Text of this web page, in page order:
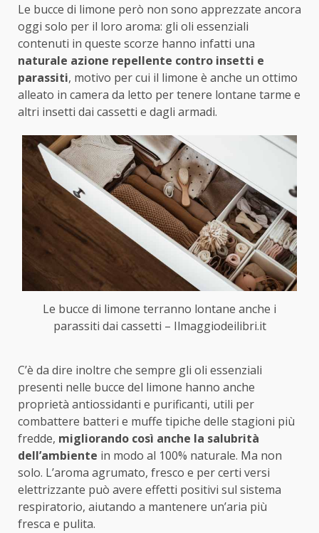
Le bucce di limone però non sono apprezzate ancora
oggi solo per il loro aroma: gli oli essenziali
contenuti in queste scorze hanno infatti una
naturale azione repellente contro insetti e
parassiti, motivo per cui il limone è anche un ottimo
alleato in camera da letto per tenere lontane tarme e
altri insetti dai cassetti e dagli armadi.
Le bucce di limone terranno lontane anche i
parassiti dai cassetti – Ilmaggiodeilibri.it
C’è da dire inoltre che sempre gli oli essenziali
presenti nelle bucce del limone hanno anche
proprietà antiossidanti e purificanti, utili per
combattere batteri e muffe tipiche delle stagioni più
fredde, migliorando così anche la salubrità
dell’ambiente in modo al 100% naturale. Ma non
solo. L’aroma agrumato, fresco e per certi versi
elettrizzante può avere effetti positivi sul sistema
respiratorio, aiutando a mantenere un’aria più
fresca e pulita.